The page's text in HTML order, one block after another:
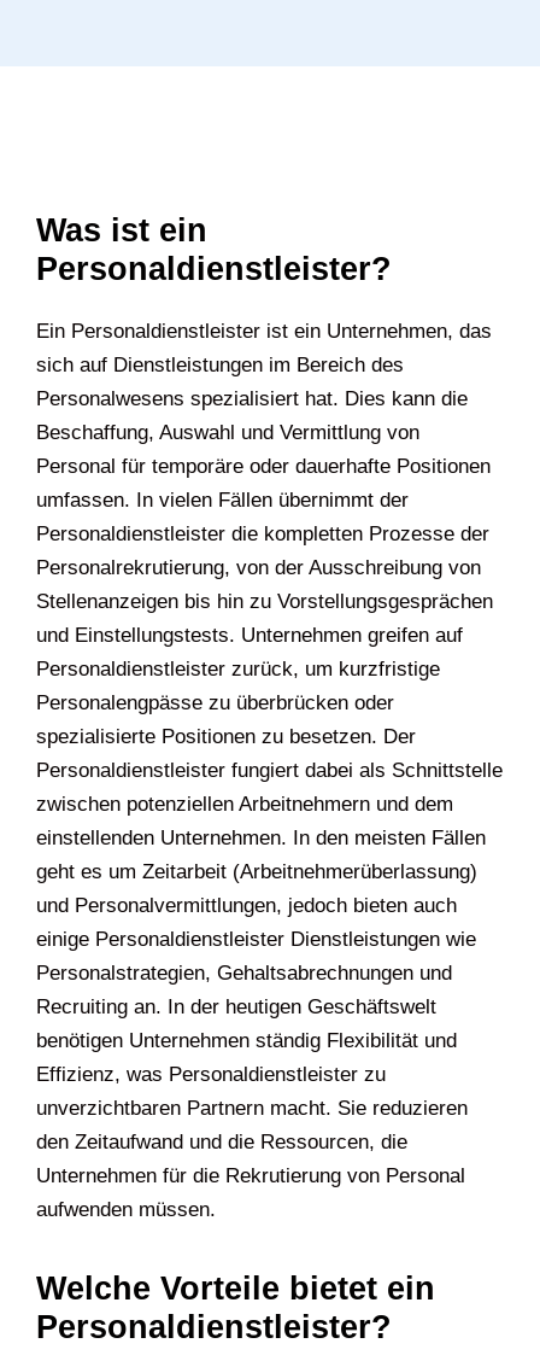
Was ist ein
Personaldienstleister?
Ein Personaldienstleister ist ein Unternehmen, das
sich auf Dienstleistungen im Bereich des
Personalwesens spezialisiert hat. Dies kann die
Beschaffung, Auswahl und Vermittlung von
Personal für temporäre oder dauerhafte Positionen
umfassen. In vielen Fällen übernimmt der
Personaldienstleister die kompletten Prozesse der
Personalrekrutierung, von der Ausschreibung von
Stellenanzeigen bis hin zu Vorstellungsgesprächen
und Einstellungstests. Unternehmen greifen auf
Personaldienstleister zurück, um kurzfristige
Personalengpässe zu überbrücken oder
spezialisierte Positionen zu besetzen. Der
Personaldienstleister fungiert dabei als Schnittstelle
zwischen potenziellen Arbeitnehmern und dem
einstellenden Unternehmen. In den meisten Fällen
geht es um Zeitarbeit (Arbeitnehmerüberlassung)
und Personalvermittlungen, jedoch bieten auch
einige Personaldienstleister Dienstleistungen wie
Personalstrategien, Gehaltsabrechnungen und
Recruiting an. In der heutigen Geschäftswelt
benötigen Unternehmen ständig Flexibilität und
Effizienz, was Personaldienstleister zu
unverzichtbaren Partnern macht. Sie reduzieren
den Zeitaufwand und die Ressourcen, die
Unternehmen für die Rekrutierung von Personal
aufwenden müssen.
Welche Vorteile bietet ein
Personaldienstleister?